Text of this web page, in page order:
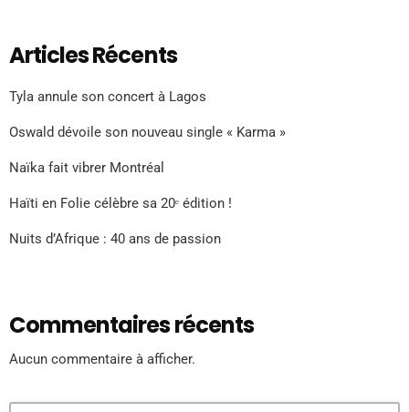
Articles Récents
Tyla annule son concert à Lagos
Oswald dévoile son nouveau single « Karma »
Naïka fait vibrer Montréal
Haïti en Folie célèbre sa 20ᵉ édition !
Nuits d’Afrique : 40 ans de passion
Commentaires récents
Aucun commentaire à afficher.